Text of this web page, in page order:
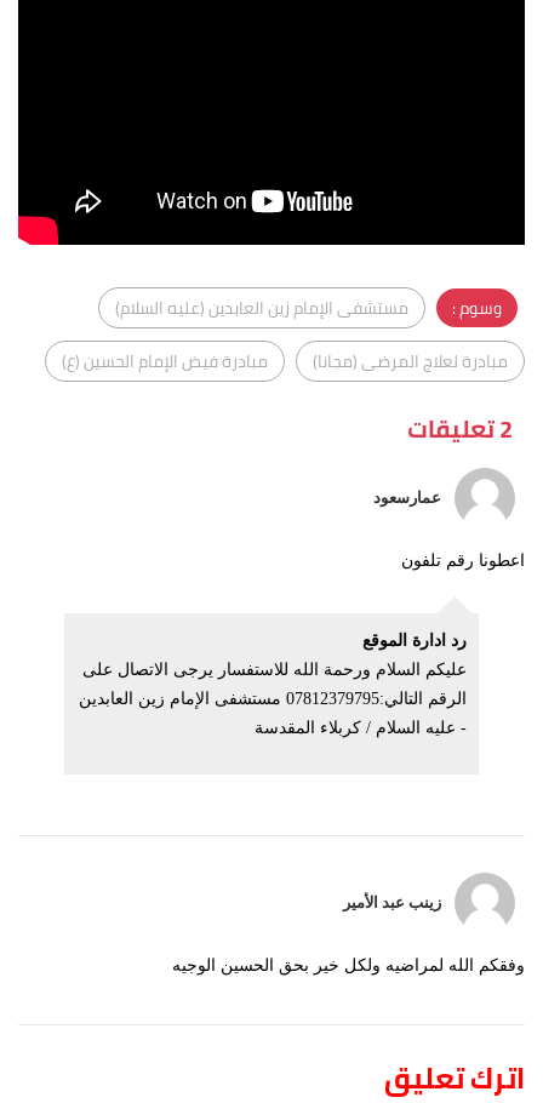
وسوم :
مستشفى الإمام زين العابدين (عليه السلام)
مبادرة لعلاج المرضى (مجانا)
مبادرة فيض الإمام الحسين (ع)
2 تعليقات
عمارسعود
اعطونا رقم تلفون
رد ادارة الموقع
عليكم السلام ورحمة الله للاستفسار يرجى الاتصال على
الرقم التالي:07812379795 مستشفى الإمام زين العابدين
- عليه السلام / كربلاء المقدسة
زينب عبد الأمير
وفقكم الله لمراضيه ولكل خير بحق الحسين الوجيه
اترك تعليق